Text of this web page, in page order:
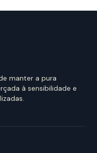
manter a pura
à sensibilidade e